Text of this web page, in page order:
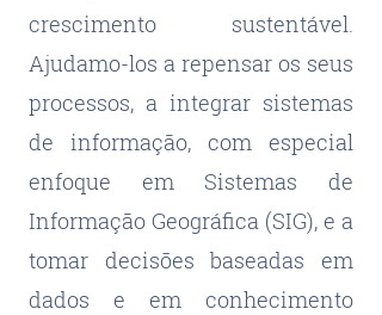
crescimento sustentável.
Ajudamo-los a repensar os seus
processos, a integrar sistemas
de informação, com especial
enfoque em Sistemas de
Informação Geográfica (SIG), e a
tomar decisões baseadas em
dados e em conhecimento